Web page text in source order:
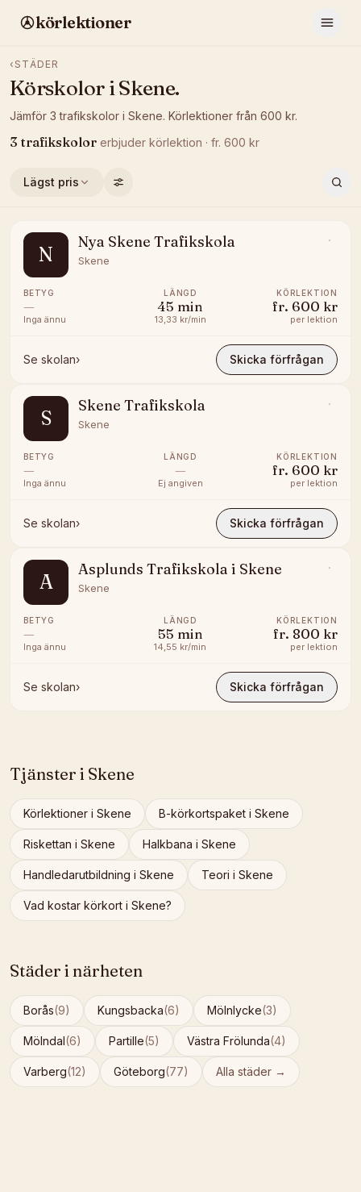
körlektioner
‹ STÄDER
Körskolor iSkene.
Jämför 3 trafikskolor i Skene. Körlektioner från 600 kr.
3 trafikskolor erbjuder körlektion · fr. 600 kr
Lägst pris
N
Nya Skene Trafikskola
Skene
BETYG
—
Inga ännu
LÄNGD
45 min
13,33 kr/min
KÖRLEKTION
fr. 600 kr
per lektion
Se skolan› Skicka förfrågan
S
Skene Trafikskola
Skene
BETYG
—
Inga ännu
LÄNGD
—
Ej angiven
KÖRLEKTION
fr. 600 kr
per lektion
Se skolan› Skicka förfrågan
A
Asplunds Trafikskola i Skene
Skene
BETYG
—
Inga ännu
LÄNGD
55 min
14,55 kr/min
KÖRLEKTION
fr. 800 kr
per lektion
Se skolan› Skicka förfrågan
Tjänster i Skene
Körlektioner i Skene B-körkortspaket i Skene
Riskettan i Skene Halkbana i Skene
Handledarutbildning i Skene Teori i Skene
Vad kostar körkort i Skene?
Städer i närheten
Borås(9) Kungsbacka(6) Mölnlycke(3)
Mölndal(6) Partille(5) Västra Frölunda(4)
Varberg(12) Göteborg(77) Alla städer →